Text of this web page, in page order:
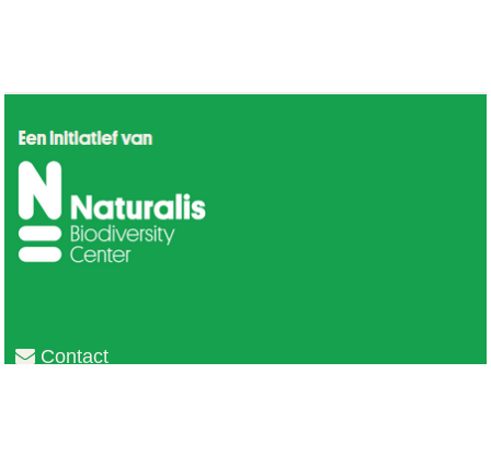
Contact